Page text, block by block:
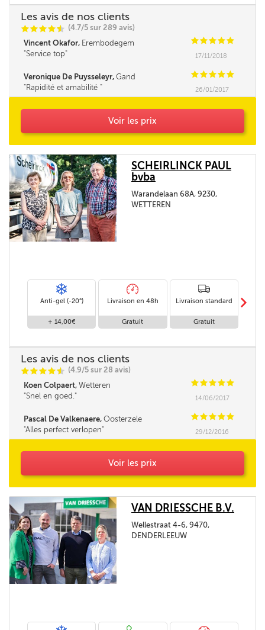
Les avis de nos clients
CCCCi
@ (4.7/5 sur 289 avis)
Vincent Okafor, Erembodegem CCCCC
Service top
17/11/2018
Veronique De Puysseleyr, Gand CCCCC
Rapidité et amabilité
26/01/2017
Voir les prix
SCHEIRLINCK PAUL
bvba
Warandelaan 68A, 9230,
WETTEREN
Anti-gel (-20°)
+ 14,00€
Livraison en 48h
Gratuit
Livraison standard
Gratuit
m
Les avis de nos clients
CCCCi
@ (4.9/5 sur 28 avis)
Koen Colpaert, Wetteren CCCCC
Snel en goed.
14/06/2017
Pascal De Valkenaere, Oosterzele CCCCC
Alles perfect verlopen
29/12/2016
Voir les prix
VAN DRIESSCHE B.V.
Wellestraat 4-6, 9470,
DENDERLEEUW